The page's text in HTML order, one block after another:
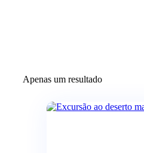
Apenas um resultado